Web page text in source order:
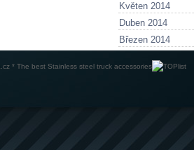
Květen 2014
Duben 2014
Březen 2014
* The best Stainless steel truck accessories